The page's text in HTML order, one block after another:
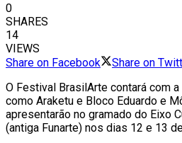
0
SHARES
14
VIEWS
Share on Facebook
Share on
O Festival BrasilArte contará com
como Araketu e Bloco Eduardo e
apresentarão no gramado do Eixo
(antiga Funarte) nos dias 12 e 13